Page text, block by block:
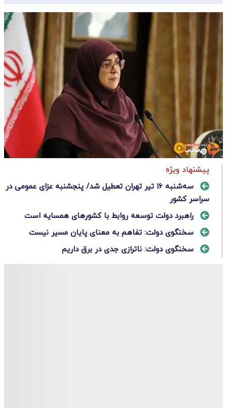
پیشنهاد ویژه
سه‌شنبه ۱۶ تیر تهران تعطیل شد/ پنجشنبه عزای عمومی در
سراسر کشور
راهبرد دولت توسعه روابط با کشورهای همسایه است
سخنگوی دولت: تفاهم به معنای پایان مسیر نیست
سخنگوی دولت: ناترازی جدی در برق داریم